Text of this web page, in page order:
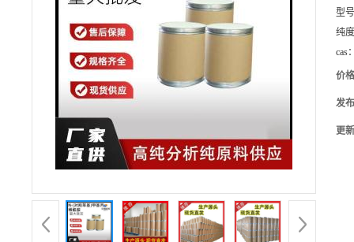
型
纯
cas
价
发
更